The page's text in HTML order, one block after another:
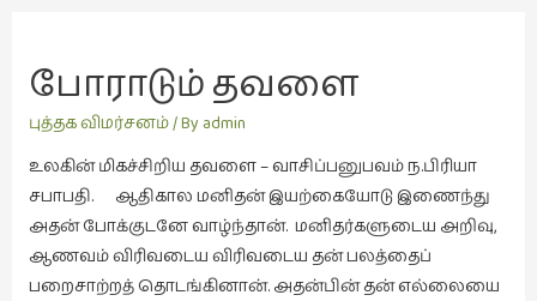
மொழியாக்கம்
(19)
வரலாறு
வரலாறு
போராடும் தவளை
புத்தக விமர்சனம்/ By admin
உலகின் மிகச்சிறிய தவளை – வாசிப்பனுபவம் ந.பிரியா
சபாபதி. ஆதிகால மனிதன் இயற்கையோடு இணைந்து
அதன் போக்குடனே வாழ்ந்தான். மனிதர்களுடைய அறிவு,
ஆணவம் விரிவடைய விரிவடைய தன் பலத்தைப்
பறைசாற்றத் தொடங்கினான். அதன்பின் தன் எல்லையை